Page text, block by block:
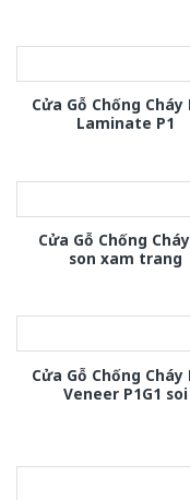
Cửa Gỗ Chống Cháy
Laminate P1
Cửa Gỗ Chống
son xam trang
Cửa Gỗ Chống Cháy
Veneer P1G1 soi